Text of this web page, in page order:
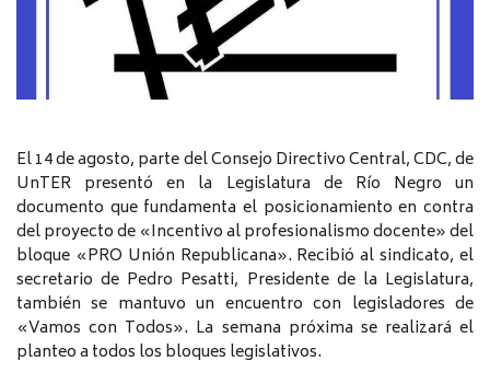
El 14 de agosto, parte del Consejo Directivo Central, CDC, de
UnTER presentó en la Legislatura de Río Negro un
documento que fundamenta el posicionamiento en contra
del proyecto de «Incentivo al profesionalismo docente» del
bloque «PRO Unión Republicana». Recibió al sindicato, el
secretario de Pedro Pesatti, Presidente de la Legislatura,
también se mantuvo un encuentro con legisladores de
«Vamos con Todos». La semana próxima se realizará el
planteo a todos los bloques legislativos.